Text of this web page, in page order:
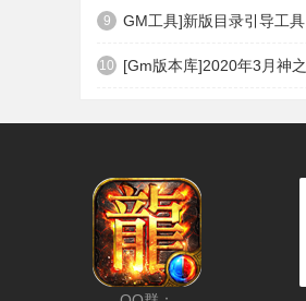
9 GM工具]新版目录引导工具
10